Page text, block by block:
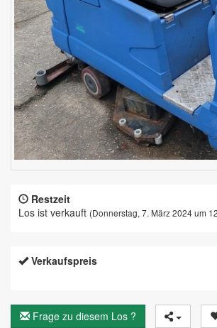
Restzeit
Los ist verkauft (Donnerstag, 7. März 2024 um
Verkaufspreis
Frage zu diesem Los ?